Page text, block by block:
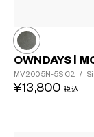
OWNDAYS |
MV2005N-5S C2 /
¥13,800 税込